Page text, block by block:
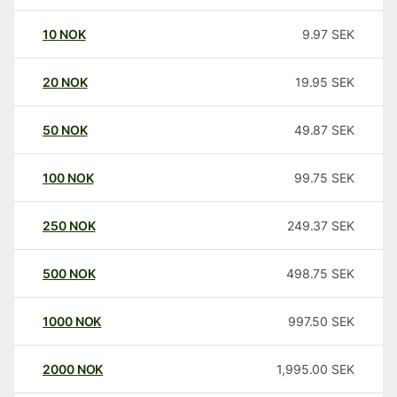
10 NOK 9.97 SEK
20 NOK 19.95 SEK
50 NOK 49.87 SEK
100 NOK 99.75 SEK
250 NOK 249.37 SEK
500 NOK 498.75 SEK
1000 NOK 997.50 SEK
2000 NOK 1,995.00 SEK